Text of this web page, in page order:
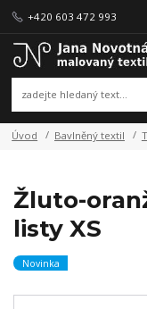
+420 603 472 993
Úvod Bavlněný textil
Žluto-
listy XS
Novinka